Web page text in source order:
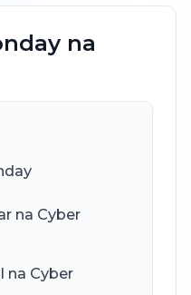
na
na Cyber
na Cyber